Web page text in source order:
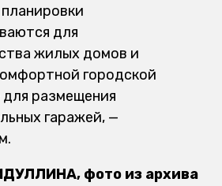
для
жилых домов и
городской
для размещения
гаражей, —
фото из архива